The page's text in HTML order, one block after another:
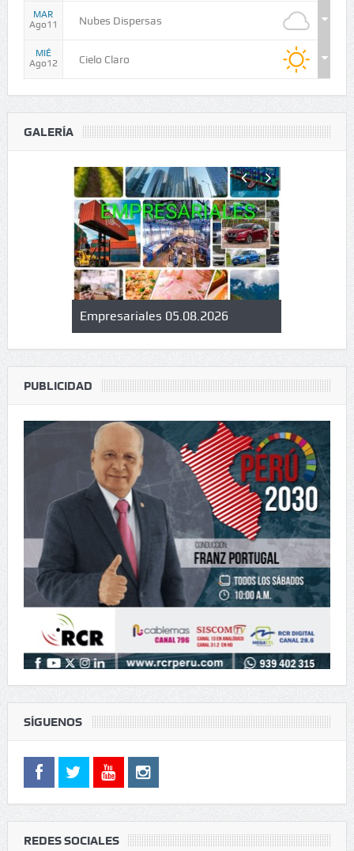
MAR
Ago11
Nubes Dispersas
MIÉ
Ago12
Cielo Claro
GALERÍA
Empresariales 05.08.2026
industria
PUBLICIDAD
SÍGUENOS
REDES SOCIALES